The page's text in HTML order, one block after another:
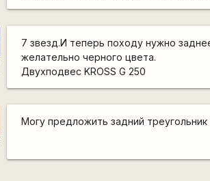
7 звезд.И теперь походу нужно
желательно черного цвета.
Двухподвес KROSS G 250
Могу предложить задний